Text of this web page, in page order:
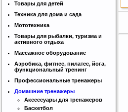
Товары для детей
Техника для дома и сада
Мототехника
Товары для рыбалки, туризма и
активного отдыха
Массажное оборудование
Аэробика, фитнес, пилатес, йога,
функциональный тренинг
Профессиональные тренажеры
Домашние тренажеры
Аксессуары для тренажеров
Баскетбол